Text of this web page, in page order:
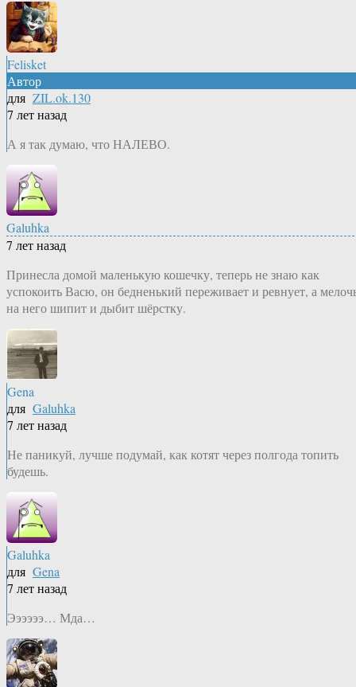
Felisket
Автор
для ZIL.ok.130
7 лет назад
А я так думаю, что НАЛЕВО.
Galuhka
7 лет назад
Принесла домой маленькую кошечку, теперь не знаю как
успокоить Васю, он бедненький переживает и ревнует, а
на него шипит и дыбит шёрстку.
Gena
для Galuhka
7 лет назад
Не паникуй, лучше подумай, как котят через полгода топить
будешь.
Galuhka
для Gena
7 лет назад
Ээээээ… Мда…